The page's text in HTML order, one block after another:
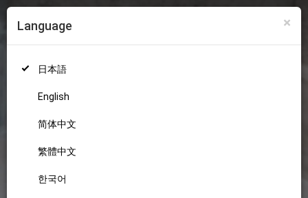
×
Language
日本語
English
简体中文
繁體中文
한국어
18+